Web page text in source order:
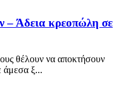
Άδεια κρεοπώλη σε
θέλουν να αποκτήσουν
άμεσα ξ...